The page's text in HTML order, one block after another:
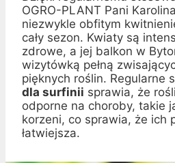
OGRO-PLANT Pani
niezwykle obfitym
cały sezon. Kwiaty są
zdrowe, a jej balkon w
wizytówką pełną
pięknych roślin. Regularne
dla surfinii sprawia, że
odporne na choroby, takie
korzeni, co sprawia, że ich
łatwiejsza.